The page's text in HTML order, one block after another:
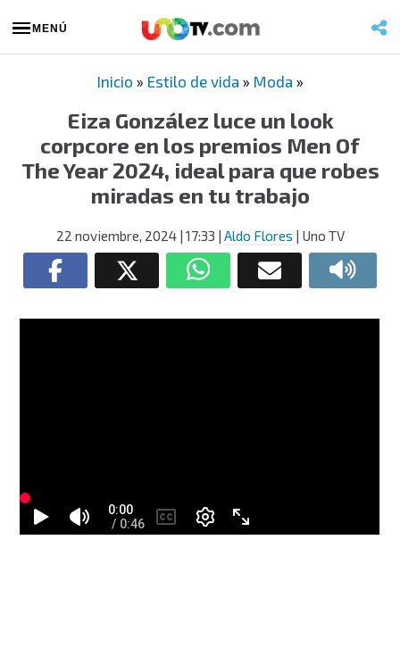
MENÚ
Inicio » Estilo de vida » Moda »
Eiza González luce un look
corpcore en los premios Men Of
The Year 2024, ideal para que robes
miradas en tu trabajo
22 noviembre, 2024| 17:33 | Aldo Flores | Uno TV